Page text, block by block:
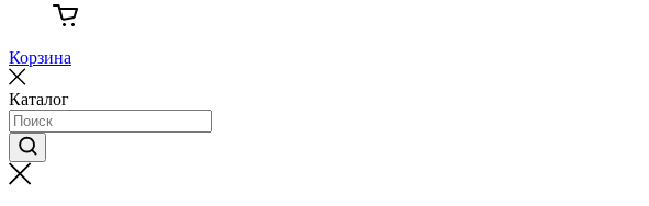
Корзина
Каталог